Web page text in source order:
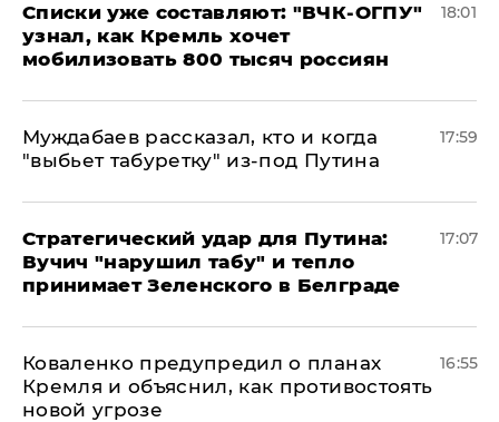
Списки уже составляют: "ВЧК-ОГПУ"
узнал, как Кремль хочет
мобилизовать 800 тысяч россиян
18:01
Муждабаев рассказал, кто и когда
"выбьет табуретку" из-под Путина
17:59
Стратегический удар для Путина:
Вучич "нарушил табу" и тепло
принимает Зеленского в Белграде
17:07
Коваленко предупредил о планах
Кремля и объяснил, как противостоять
новой угрозе
16:55